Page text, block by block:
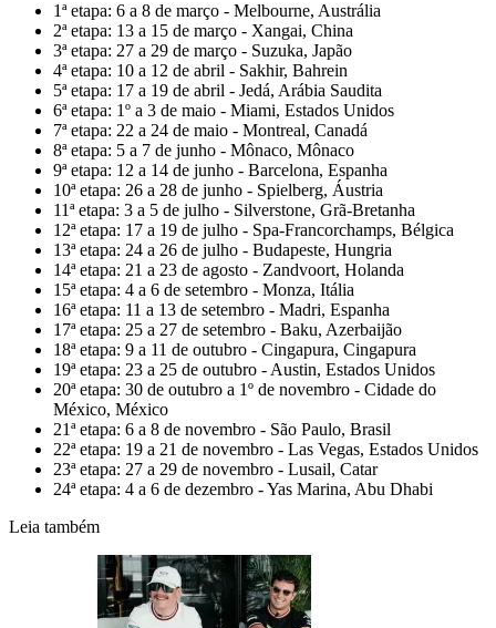
1ª etapa: 6 a 8 de março - Melbourne, Austrália
2ª etapa: 13 a 15 de março - Xangai, China
3ª etapa: 27 a 29 de março - Suzuka, Japão
4ª etapa: 10 a 12 de abril - Sakhir, Bahrein
5ª etapa: 17 a 19 de abril - Jedá, Arábia Saudita
6ª etapa: 1º a 3 de maio - Miami, Estados Unidos
7ª etapa: 22 a 24 de maio - Montreal, Canadá
8ª etapa: 5 a 7 de junho - Mônaco, Mônaco
9ª etapa: 12 a 14 de junho - Barcelona, Espanha
10ª etapa: 26 a 28 de junho - Spielberg, Áustria
11ª etapa: 3 a 5 de julho - Silverstone, Grã-Bretanha
12ª etapa: 17 a 19 de julho - Spa-Francorchamps, Bélgica
13ª etapa: 24 a 26 de julho - Budapeste, Hungria
14ª etapa: 21 a 23 de agosto - Zandvoort, Holanda
15ª etapa: 4 a 6 de setembro - Monza, Itália
16ª etapa: 11 a 13 de setembro - Madri, Espanha
17ª etapa: 25 a 27 de setembro - Baku, Azerbaijão
18ª etapa: 9 a 11 de outubro - Cingapura, Cingapura
19ª etapa: 23 a 25 de outubro - Austin, Estados Unidos
20ª etapa: 30 de outubro a 1º de novembro - Cidade do
México, México
21ª etapa: 6 a 8 de novembro - São Paulo, Brasil
22ª etapa: 19 a 21 de novembro - Las Vegas, Estados Unidos
23ª etapa: 27 a 29 de novembro - Lusail, Catar
24ª etapa: 4 a 6 de dezembro - Yas Marina, Abu Dhabi
Leia também